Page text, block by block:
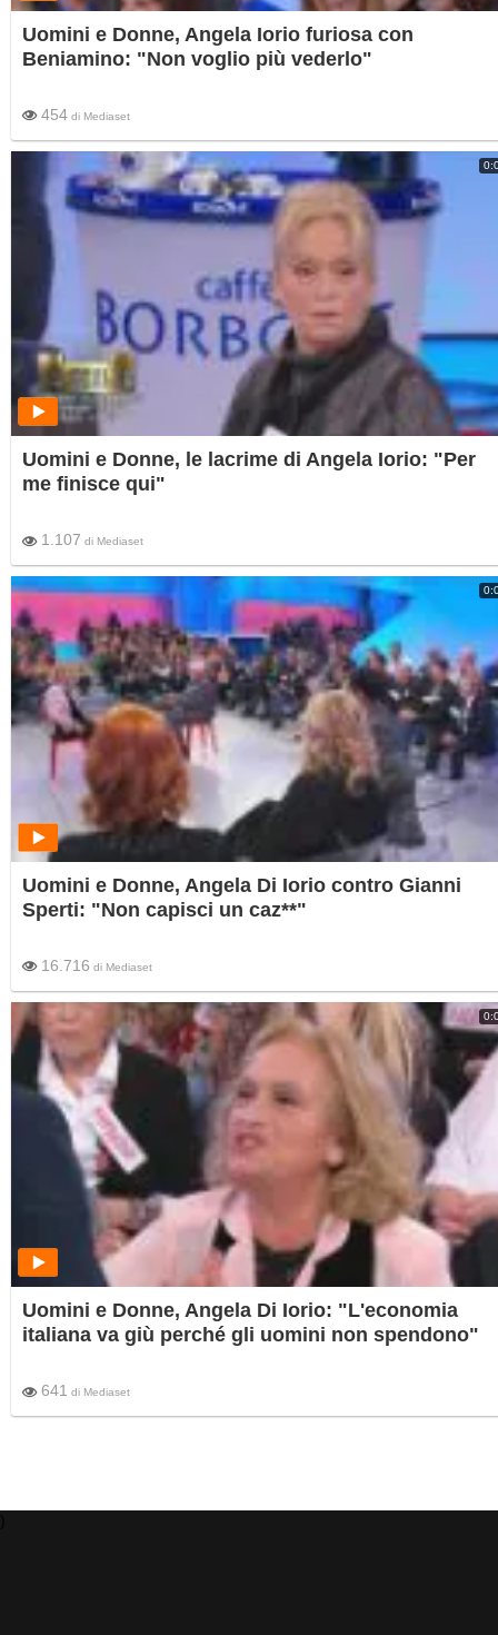
Uomini e Donne, Angela Iorio furiosa con
Beniamino: "Non voglio più vederlo"
454 di Mediaset
Uomini e Donne, le lacrime di Angela Iorio: "Per
me finisce qui"
1.107 di Mediaset
Uomini e Donne, Angela Di Iorio contro Gianni
Sperti: "Non capisci un caz**"
16.716 di Mediaset
Uomini e Donne, Angela Di Iorio: "L'economia
italiana va giù perché gli uomini non spendono"
641 di Mediaset